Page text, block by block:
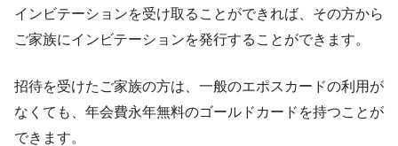
インビテーションを受け取ることができれば、その方から
ご家族にインビテーションを発行することができます。
招待を受けたご家族の方は、一般のエポスカードの利用が
なくても、年会費永年無料のゴールドカードを持つことが
できます。